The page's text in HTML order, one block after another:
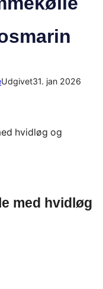
Udgivet31. jan 2026
med hvidløg